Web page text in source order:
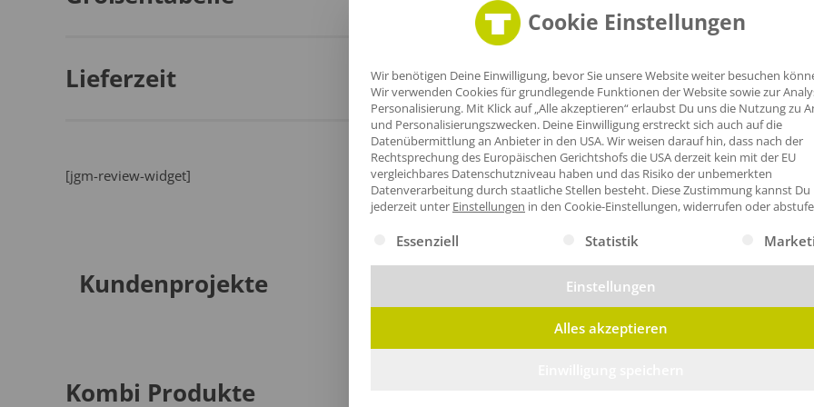
Lieferzeit
[jgm-review-widget]
Kundenprojekte
Kombi Produkte
Cookie Einstellungen
Wir benötigen Deine Einwilligung, bevor Sie unsere Website weiter besuchen
Wir verwenden Cookies für grundlegende Funktionen der Website sowie zur
Personalisierung. Mit Klick auf „Alle akzeptieren“ erlaubst Du uns die Nutzung zu
und Personalisierungszwecken. Deine Einwilligung erstreckt sich auch auf die
Datenübermittlung an Anbieter in den USA. Wir weisen darauf hin, dass nach der
Rechtsprechung des Europäischen Gerichtshofs die USA derzeit kein mit der EU
vergleichbares Datenschutzniveau haben und das Risiko der unbemerkten
Datenverarbeitung durch staatliche Stellen besteht. Diese Zustimmung kannst Du
jederzeit unter Einstellungen in den Cookie-Einstellungen, widerrufen oder
Es folgt eine Liste der Service-Gruppen, für die eine Einwilligung
Essenziell Statistik
Einstellungen
Alles akzeptieren